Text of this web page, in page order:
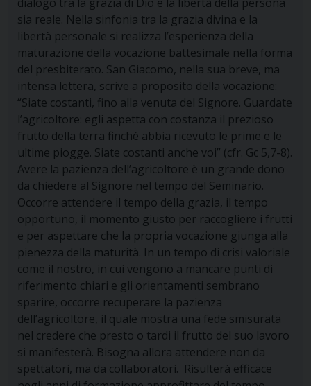
dialogo tra la grazia di Dio e la libertà della persona
sia reale. Nella sinfonia tra la grazia divina e la
libertà personale si realizza l’esperienza della
maturazione della vocazione battesimale nella forma
del presbiterato. San Giacomo, nella sua breve, ma
intensa lettera, scrive a proposito della vocazione:
“Siate costanti, fino alla venuta del Signore. Guardate
l’agricoltore: egli aspetta con costanza il prezioso
frutto della terra finché abbia ricevuto le prime e le
ultime piogge. Siate costanti anche voi” (cfr. Gc 5,7-8).
Avere la pazienza dell’agricoltore è un grande dono
da chiedere al Signore nel tempo del Seminario.
Occorre attendere il tempo della grazia, il tempo
opportuno, il momento giusto per raccogliere i frutti
e per aspettare che la propria vocazione giunga alla
pienezza della maturità. In un tempo di crisi valoriale
come il nostro, in cui vengono a mancare punti di
riferimento chiari e gli orientamenti sembrano
sparire, occorre recuperare la pazienza
dell’agricoltore, il quale mostra una fede smisurata
nel credere che presto o tardi il frutto del suo lavoro
si manifesterà. Bisogna allora attendere non da
spettatori, ma da collaboratori. Risulterà efficace